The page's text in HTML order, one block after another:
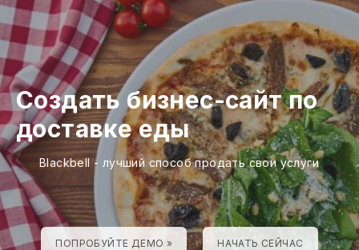
Создать бизнес-сайт по
доставке еды
Blackbell - лучший способ продать свои услуги
ПОПРОБУЙТЕ ДЕМО » НАЧАТЬ СЕЙЧАС